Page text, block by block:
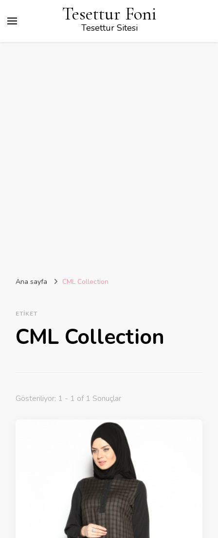
Tesettur Foni
Tesettur Sitesi
Ana sayfa CML Collection
ETIKET
CML Collection
Gösteriliyor: 1 - 1 of 1 Sonuçlar